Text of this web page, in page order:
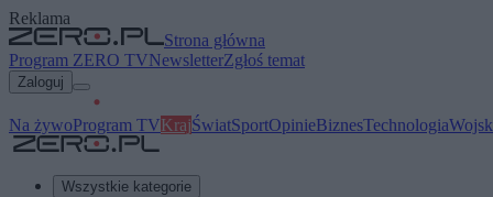
Reklama
Strona główna
Program ZERO TVNewsletterZgłoś temat
Zaloguj
Na żywoProgram TVKrajŚwiatSportOpinieBiznesTechnologia
Wszystkie kategorie